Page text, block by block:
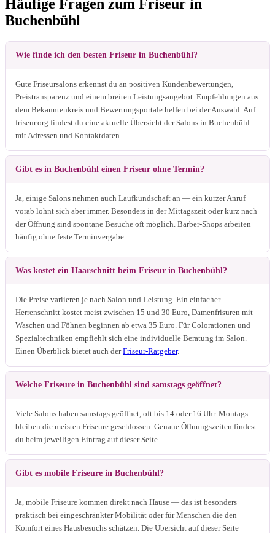
Häufige Fragen zum Friseur in
Buchenbühl
Wie finde ich den besten Friseur in Buchenbühl?
Gute Friseursalons erkennst du an positiven Kundenbewertungen,
Preistransparenz und einem breiten Leistungsangebot. Empfehlungen aus
dem Bekanntenkreis und Bewertungsportale helfen bei der Auswahl. Auf
friseur.org findest du eine aktuelle Übersicht der Salons in Buchenbühl
mit Adressen und Kontaktdaten.
Gibt es in Buchenbühl einen Friseur ohne Termin?
Ja, einige Salons nehmen auch Laufkundschaft an — ein kurzer Anruf
vorab lohnt sich aber immer. Besonders in der Mittagszeit oder kurz nach
der Öffnung sind spontane Besuche oft möglich. Barber-Shops arbeiten
häufig ohne feste Terminvergabe.
Was kostet ein Haarschnitt beim Friseur in Buchenbühl?
Die Preise variieren je nach Salon und Leistung. Ein einfacher
Herrenschnitt kostet meist zwischen 15 und 30 Euro, Damenfrisuren mit
Waschen und Föhnen beginnen ab etwa 35 Euro. Für Colorationen und
Spezialtechniken empfiehlt sich eine individuelle Beratung im Salon.
Einen Überblick bietet auch derFriseur-Ratgeber.
Welche Friseure in Buchenbühl sind samstags geöffnet?
Viele Salons haben samstags geöffnet, oft bis 14 oder 16 Uhr. Montags
bleiben die meisten Friseure geschlossen. Genaue Öffnungszeiten findest
du beim jeweiligen Eintrag auf dieser Seite.
Gibt es mobile Friseure in Buchenbühl?
Ja, mobile Friseure kommen direkt nach Hause — das ist besonders
praktisch bei eingeschränkter Mobilität oder für Menschen die den
Komfort eines Hausbesuchs schätzen. Die Übersicht auf dieser Seite